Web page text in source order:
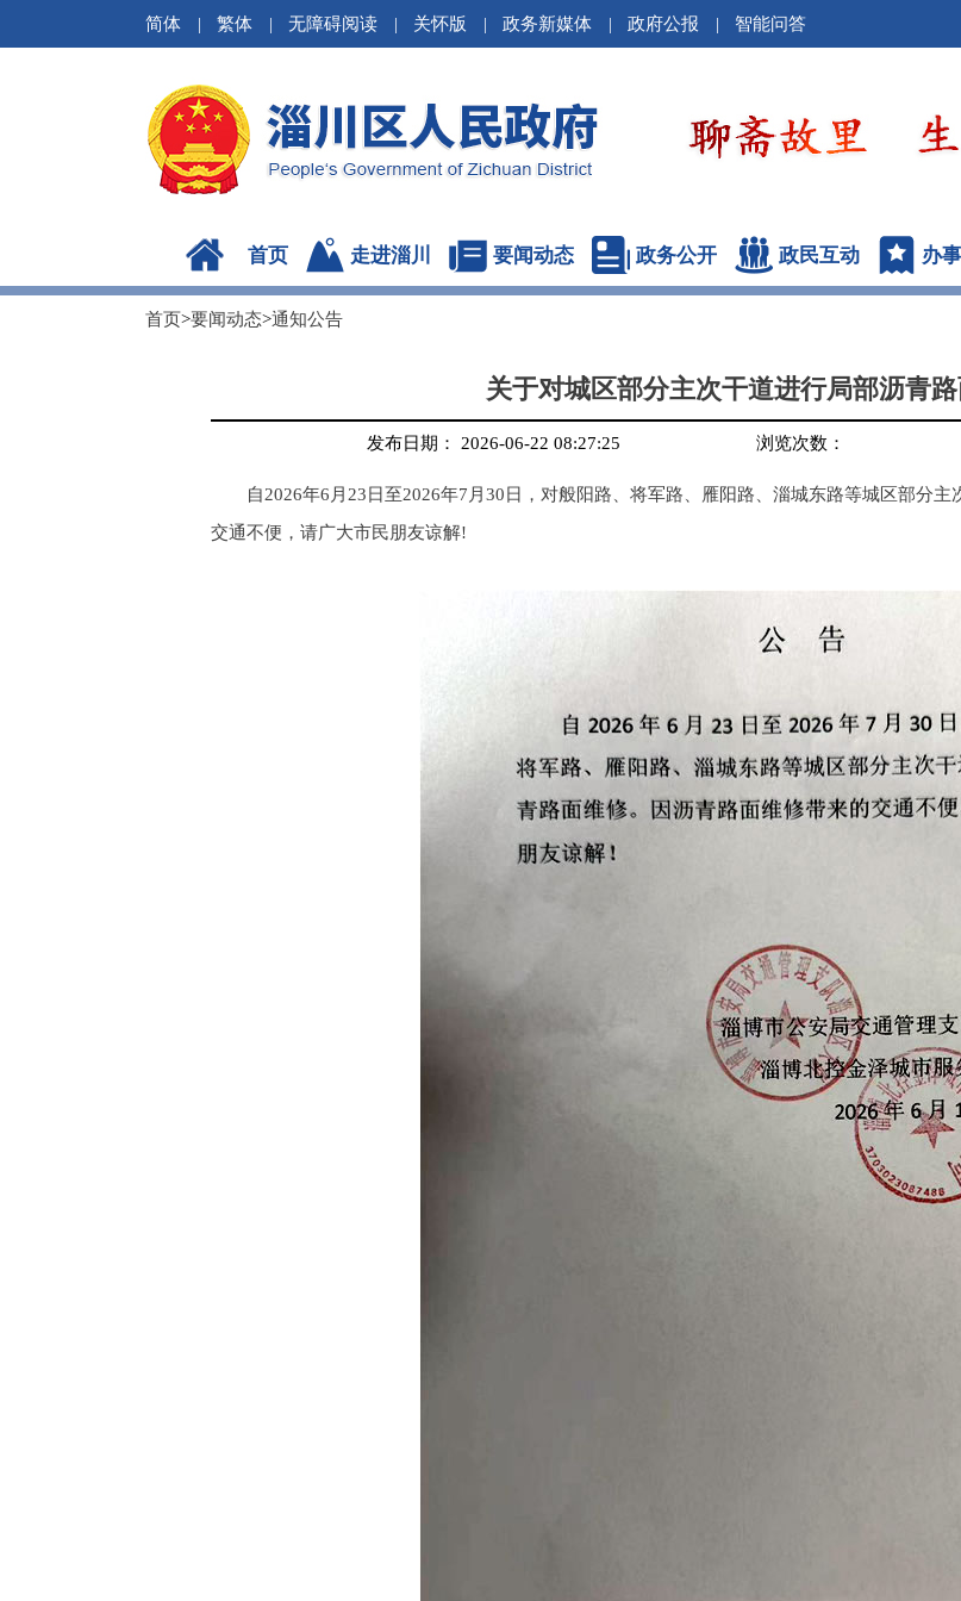
简体 | 繁体 | 无障碍阅读 | 关怀版 | 政务新媒体 | 政府公报 | 智能问答
首页 走进淄川 要闻动态 政务公开 政民互动 办
首页>要闻动态>通知公告
关于对城区部分主次干道进行局部沥青
发布日期： 2026-06-22 08:27:25 浏览次数：
自2026年6月23日至2026年7月30日，对般阳路、将军路、雁阳路、淄城东路等城区部分
交通不便，请广大市民朋友谅解!